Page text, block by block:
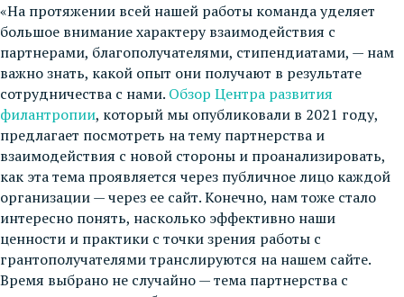
«На протяжении всей нашей работы команда уделяет
большое внимание характеру взаимодействия с
партнерами, благополучателями, стипендиатами, — нам
важно знать, какой опыт они получают в результате
сотрудничества с нами. Обзор Центра развития
филантропии, который мы опубликовали в 2021 году,
предлагает посмотреть на тему партнерства и
взаимодействия с новой стороны и проанализировать,
как эта тема проявляется через публичное лицо каждой
организации — через ее сайт. Конечно, нам тоже стало
интересно понять, насколько эффективно наши
ценности и практики с точки зрения работы с
грантополучателями транслируются на нашем сайте.
Время выбрано не случайно — тема партнерства с